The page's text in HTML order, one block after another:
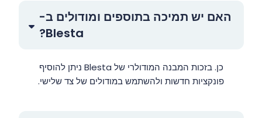
האם יש תמיכה בתוספים ומודולים ב-
Blesta?
כן. בזכות המבנה המודולרי של Blesta ניתן להוסיף
פונקציות חדשות ולהשתמש במודולים של צד שלישי.